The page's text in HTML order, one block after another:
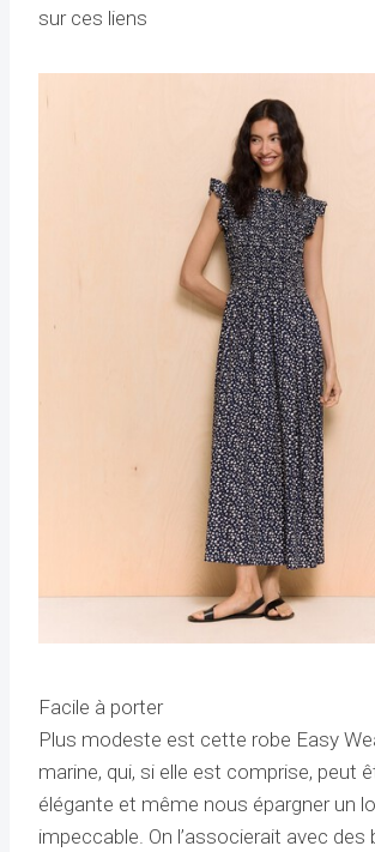
sur ces liens
Facile à porter
Plus modeste est cette robe Easy
marine, qui, si elle est comprise, peut
élégante et même nous épargner un
impeccable. On l’associerait avec des